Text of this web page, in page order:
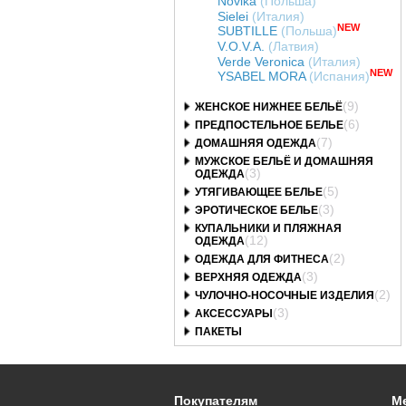
Sielei (Италия)
SUBTILLE (Польша)NEW
V.O.V.A. (Латвия)
Verde Veronica (Италия)
YSABEL MORA(Испания) NEW
ЖЕНСКОЕ НИЖНЕЕ БЕЛЬЁ(9)
ПРЕДПОСТЕЛЬНОЕ БЕЛЬЕ(6)
ДОМАШНЯЯ ОДЕЖДА(7)
МУЖСКОЕ БЕЛЬЁ И ДОМАШНЯЯ
ОДЕЖДА(3)
УТЯГИВАЮЩЕЕ БЕЛЬЕ(5)
ЭРОТИЧЕСКОЕ БЕЛЬЕ(3)
КУПАЛЬНИКИ И ПЛЯЖНАЯ
ОДЕЖДА(12)
ОДЕЖДА ДЛЯ ФИТНЕСА(2)
ВЕРХНЯЯ ОДЕЖДА(3)
ЧУЛОЧНО-НОСОЧНЫЕ ИЗДЕЛИЯ (2)
АКСЕССУАРЫ (3)
ПАКЕТЫ
Покупателям